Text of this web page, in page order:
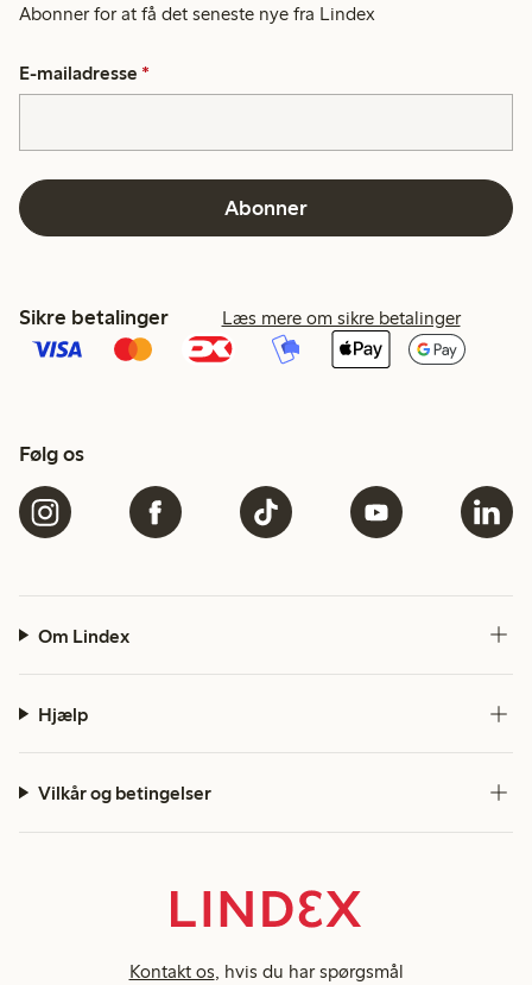
Abonner for at få det seneste nye fra Lindex
E-mailadresse *
Abonner
Sikre betalinger Læs mere om sikre betalinger
Følg os
Om Lindex
Hjælp
Vilkår og betingelser
Kontakt os , hvis du har spørgsmål